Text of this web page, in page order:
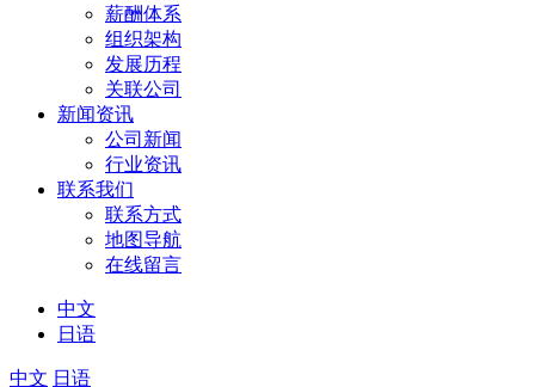
薪酬体系
组织架构
发展历程
关联公司
新闻资讯
公司新闻
行业资讯
联系我们
联系方式
地图导航
在线留言
中文
日语
中文 日语